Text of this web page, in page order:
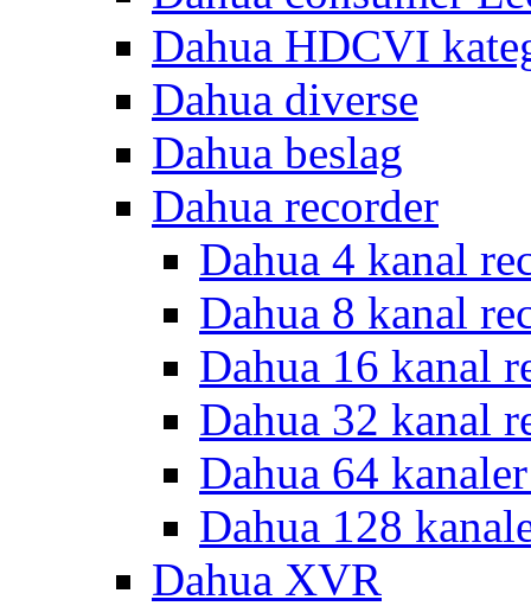
Dahua HDCVI
Dahua diverse
Dahua beslag
Dahua recorder
Dahua 4 kanal
Dahua 8 kanal
Dahua 16 kanal
Dahua 32 kanal
Dahua 64
Dahua 128
Dahua XVR